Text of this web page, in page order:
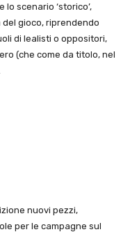
lo scenario ‘storico’,
gioco, riprendendo
di lealisti o oppositori,
(che come da titolo, nel
nuovi pezzi,
per le campagne sul